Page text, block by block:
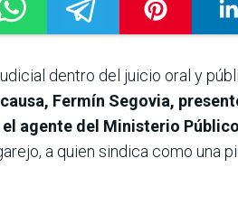
dentro del juicio oral y
Fermín Segovia,
agente del Ministerio
a quien sindica como una